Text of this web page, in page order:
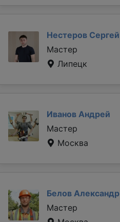
Нестеров Сергей
Мастер
Липецк
Иванов Андрей
Мастер
Москва
Белов Александр
Мастер